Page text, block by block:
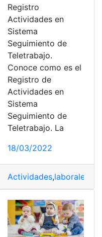
Registro
Actividades en
Sistema
Seguimiento de
Teletrabajo.
Conoce como es el
Registro de
Actividades en
Sistema
Seguimiento de
Teletrabajo. La
18/03/2022
Actividades,laborales